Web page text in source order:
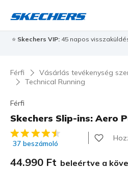
⭐ Skechers VIP:45 napos
Férfi Vásárlás tevékenység
Technical Running
Férfi
Skechers Slip-ins: Aero
4,7 az 5-ből ügyfélértékelés
37 beszámoló
44.990 Ft beleértve a